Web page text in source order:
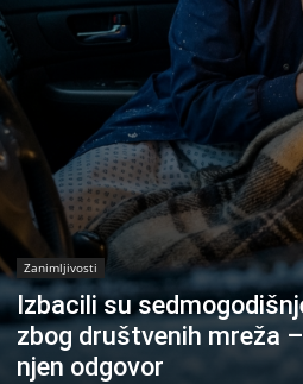
Zanimljivosti
Izbacili su
zbog društvenih mreža
njen odgovor